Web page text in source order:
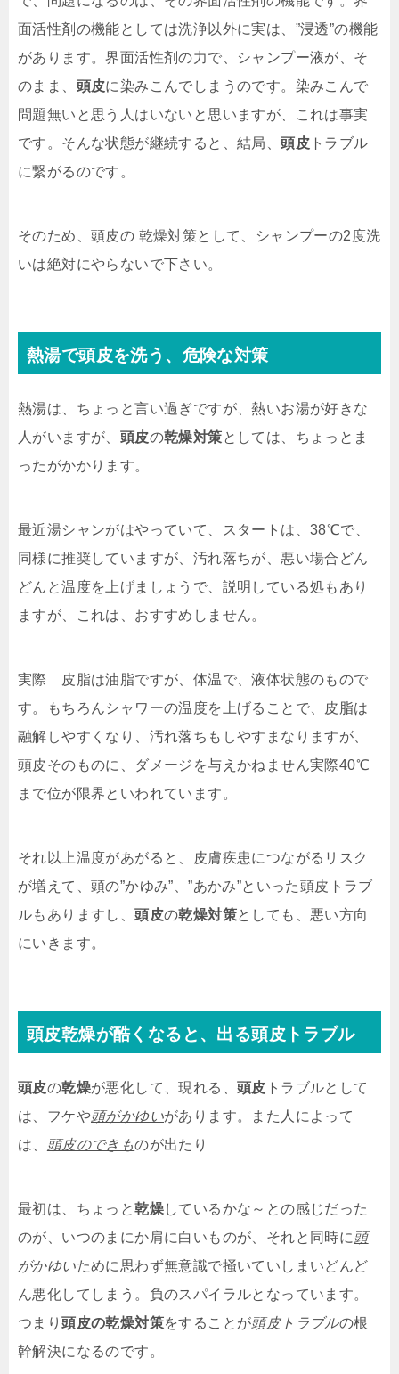
面活性剤の機能としては洗浄以外に実は、”浸透”の機能
があります。界面活性剤の力で、シャンプー液が、そ
のまま、 頭皮に染みこんでしまうのです。染みこんで
問題無いと思う人はいないと思いますが、これは事実
です。そんな状態が継続すると、結局、頭皮 トラブル
に繋がるのです。
そのため、頭皮の 乾燥対策として、シャンプーの2度洗
いは絶対にやらないで下さい。
熱湯で頭皮を洗う、危険な対策
熱湯は、ちょっと言い過ぎですが、熱いお湯が好きな
人がいますが、 頭皮の乾燥対策としては、ちょっとま
ったがかかります。
最近湯シャンがはやっていて、スタートは、38℃で、
同様に推奨していますが、汚れ落ちが、悪い場合どん
どんと温度を上げましょうで、説明している処もあり
ますが、これは、おすすめしません。
実際 皮脂は油脂ですが、体温で、液体状態のもので
す。もちろんシャワーの温度を上げることで、皮脂は
融解しやすくなり、汚れ落ちもしやすまなりますが、
頭皮そのものに、ダメージを与えかねません実際40℃
まで位が限界といわれています。
それ以上温度があがると、皮膚疾患につながるリスク
が増えて、頭の”かゆみ”、”あかみ”といった頭皮トラブ
ルもありますし、頭皮の乾燥対策としても、悪い方向
にいきます。
頭皮乾燥が酷くなると、出る頭皮トラブル
頭皮の乾燥が悪化して、現れる、頭皮 トラブルとして
は、フケや頭がかゆいがあります。また人によって
は、 頭皮のできものが出たり
最初は、ちょっと乾燥しているかな～との感じだった
のが、いつのまにか肩に白いものが、それと同時に頭
がかゆいために思わず無意識で掻いていしまいどんど
ん悪化してしまう。負のスパイラルとなっています。
つまり頭皮の乾燥対策をすることが頭皮トラブルの根
幹解決になるのです。